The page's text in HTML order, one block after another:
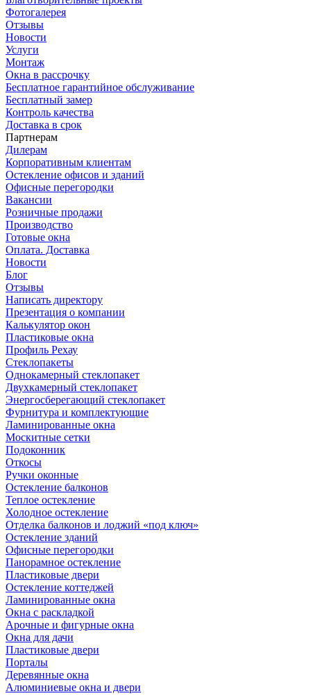
Фотогалерея
Отзывы
Новости
Услуги
Монтаж
Окна в рассрочку
Бесплатное гарантийное обслуживание
Бесплатный замер
Контроль качества
Доставка в срок
Партнерам
Дилерам
Корпоративным клиентам
Остекление офисов и зданий
Офисные перегородки
Вакансии
Розничные продажи
Производство
Готовые окна
Оплата. Доставка
Новости
Блог
Отзывы
Написать директору
Презентация о компании
Калькулятор окон
Пластиковые окна
Профиль Рехау
Стеклопакеты
Однокамерный стеклопакет
Двухкамерный стеклопакет
Энергосберегающий стеклопакет
Фурнитура и комплектующие
Ламинированные окна
Москитные сетки
Подоконник
Откосы
Ручки оконные
Остекление балконов
Теплое остекление
Холодное остекление
Отделка балконов и лоджий «под ключ»
Остекление зданий
Офисные перегородки
Панорамное остекление
Пластиковые двери
Остекление коттеджей
Ламинированные окна
Окна с раскладкой
Арочные и фигурные окна
Окна для дачи
Пластиковые двери
Порталы
Деревянные окна
Алюминиевые окна и двери